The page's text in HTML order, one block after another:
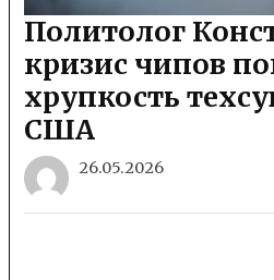
Политолог
кризис чипов
хрупкость
США
26.05.2026